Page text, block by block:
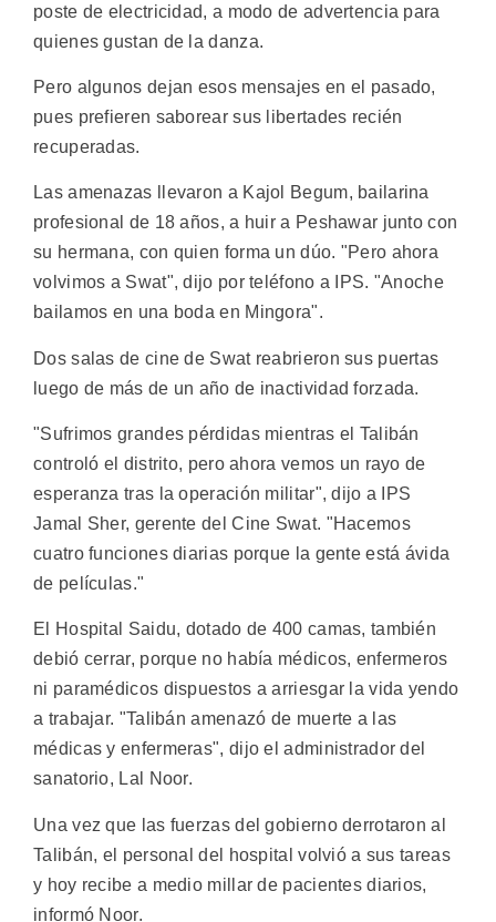
poste de electricidad, a modo de advertencia para
quienes gustan de la danza.
Pero algunos dejan esos mensajes en el pasado,
pues prefieren saborear sus libertades recién
recuperadas.
Las amenazas llevaron a Kajol Begum, bailarina
profesional de 18 años, a huir a Peshawar junto con
su hermana, con quien forma un dúo. "Pero ahora
volvimos a Swat", dijo por teléfono a IPS. "Anoche
bailamos en una boda en Mingora".
Dos salas de cine de Swat reabrieron sus puertas
luego de más de un año de inactividad forzada.
"Sufrimos grandes pérdidas mientras el Talibán
controló el distrito, pero ahora vemos un rayo de
esperanza tras la operación militar", dijo a IPS
Jamal Sher, gerente del Cine Swat. "Hacemos
cuatro funciones diarias porque la gente está ávida
de películas."
El Hospital Saidu, dotado de 400 camas, también
debió cerrar, porque no había médicos, enfermeros
ni paramédicos dispuestos a arriesgar la vida yendo
a trabajar. "Talibán amenazó de muerte a las
médicas y enfermeras", dijo el administrador del
sanatorio, Lal Noor.
Una vez que las fuerzas del gobierno derrotaron al
Talibán, el personal del hospital volvió a sus tareas
y hoy recibe a medio millar de pacientes diarios,
informó Noor.